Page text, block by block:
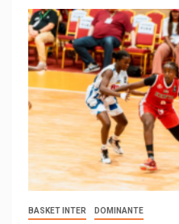
BASKET INTER DOMINANTE